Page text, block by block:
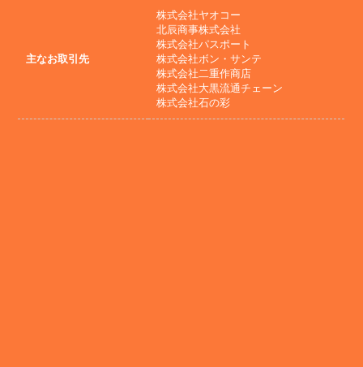
主なお取引先
株式会社ヤオコー
北辰商事株式会社
株式会社パスポート
株式会社ボン・サンテ
株式会社二重作商店
株式会社大黒流通チェーン
株式会社石の彩